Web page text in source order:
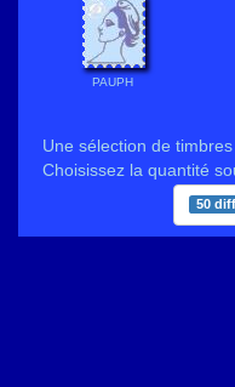
PAUPH
Une sélection de
Choisissez la quantité
50